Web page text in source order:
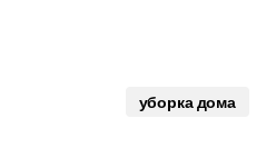
уборка дома